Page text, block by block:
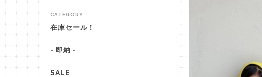
CATEGORY
在庫セール！
- 即納 -
SALE